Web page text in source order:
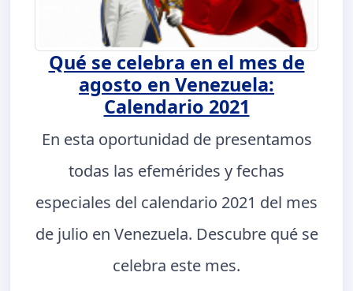
Qué se celebra en el mes de
agosto en Venezuela:
Calendario 2021
En esta oportunidad de presentamos
todas las efemérides y fechas
especiales del calendario 2021 del mes
de julio en Venezuela. Descubre qué se
celebra este mes.